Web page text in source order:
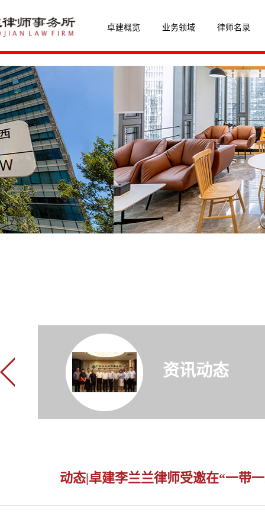
卓建概览 业务领域 律师名录
资讯动态
动态|卓建李兰兰律师受邀在“一带